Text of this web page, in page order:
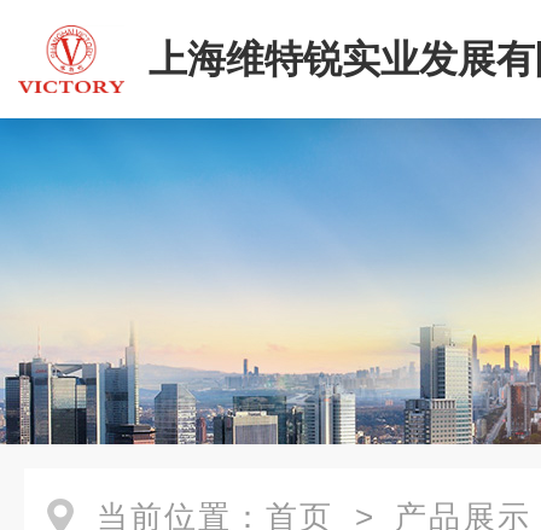
上海维特锐实业发展
当前位置： 首页 > 产品展示